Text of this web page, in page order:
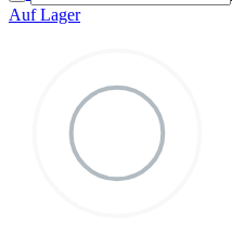
Auf Lager